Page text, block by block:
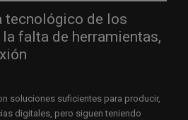
tecnológico de los
falta de herramientas,
soluciones suficientes para producir,
digitales, pero siguen teniendo